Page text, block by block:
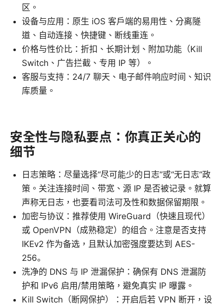
区。
设备与应用：原生 iOS 客户端的易用性、分离隧
道、自动连接、快捷键、断线重连。
价格与性价比：折扣、长期计划、附加功能（Kill
Switch、广告拦截、专用 IP 等）。
客服与支持：24/7 聊天、电子邮件响应时间、知识
库质量。
安全性与隐私要点：你真正关心的
细节
日志策略：尽量选择“尽可能少的日志”或“无日志”政
策。关注连接时间、带宽、源 IP 是否被记录。就算
声称无日志，也要看司法可及性和数据保留期限。
加密与协议：推荐使用 WireGuard（快速且现代）
或 OpenVPN（成熟稳定）的组合。注意是否支持
IKEv2 作为备选，且默认加密强度要达到 AES-
256。
洗净的 DNS 与 IP 泄漏保护：确保有 DNS 泄漏防
护和 IPv6 启用/禁用策略，避免真实 IP 曝露。
Kill Switch（断网保护）：开启后若 VPN 断开，设